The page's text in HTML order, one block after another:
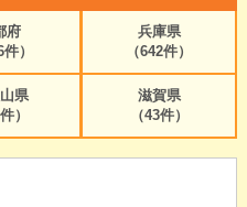
府
件）
兵庫県
（642件）
県
）
滋賀県
（43件）